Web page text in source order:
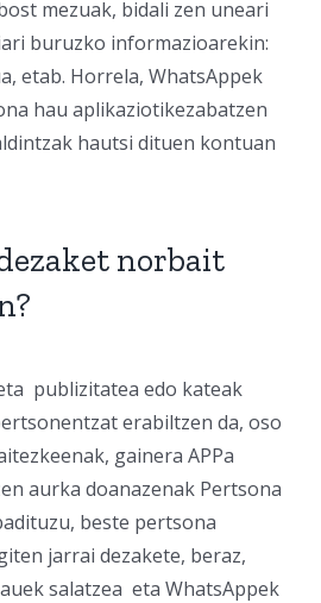
mezuak, bidali zen uneari
buruzko informazioarekin:
etab. Horrela, WhatsAppek
hau aplikaziotikezabatzen
hautsi dituen kontuan
norbait
publizitatea edo kateak
erabiltzen da, oso
gainera APPa
aurka doanazenak Pertsona
beste pertsona
jarrai dezakete, beraz,
salatzea eta WhatsAppek